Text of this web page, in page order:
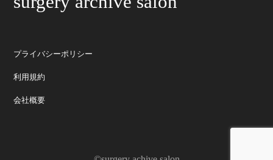
プライバシーポリシー
利用規約
会社概要